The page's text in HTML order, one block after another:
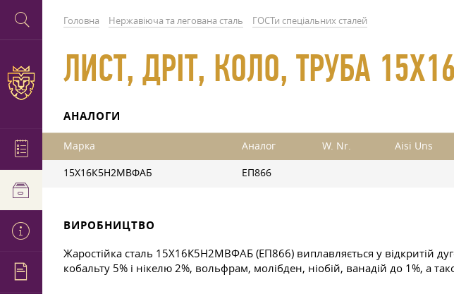
Головна Нержавіюча та легована сталь ГОСТи спеціальних сталей
ЛИСТ, ДРІТ, КОЛО, ТРУБА
АНАЛОГИ
Марка Аналог W. Nr. Aisi Uns
15Х16К5Н2МВФАБ ЕП866
ВИРОБНИЦТВО
Жаростійка сталь 15Х16К5Н2МВФАБ (ЕП866) виплавляється у відкритій
кобальту 5% і нікелю 2%, вольфрам, молібден, ніобій, ванадій до 1%, а